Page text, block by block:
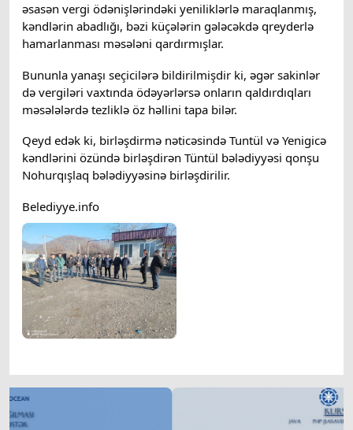
əsasən vergi ödənişlərindəki yeniliklərlə maraqlanmış,
kəndlərin abadlığı, bəzi küçələrin gələcəkdə qreyderlə
hamarlanması məsələni qardırmışlar.
Bununla yanaşı seçicilərə bildirilmişdir ki, əgər sakinlər
də vergiləri vaxtında ödəyərlərsə onların qaldırdıqları
məsələlərdə tezliklə öz həllini tapa bilər.
Qeyd edək ki, birləşdirmə nəticəsində Tuntül və Yenigicə
kəndlərini özündə birləşdirən Tüntül bələdiyyəsi qonşu
Nohurqışlaq bələdiyyəsinə birləşdirilir.
Belediyye.info